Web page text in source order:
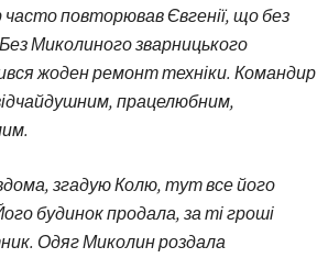
повторював Євгенії, що без
Миколиного зварницького
жоден ремонт техніки. Командир
працелюбним,
згадую Колю, тут все його
будинок продала, за ті гроші
Одяг Миколин роздала